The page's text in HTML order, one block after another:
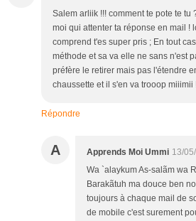
Salem arliik !!! comment te pote te tu
moi qui attenter ta réponse en mail !
comprend t'es super pris ; En tout
méthode et sa va elle ne sans n'est
préfère le retirer mais pas l'étendre
chaussette et il s'en va trooop miiimii
Répondre
A Apprends Moi Ummi 13/
Wa `alaykum As-salãm wa
Barakãtuh ma douce ben
toujours à chaque mail de
de mobile c'est surement